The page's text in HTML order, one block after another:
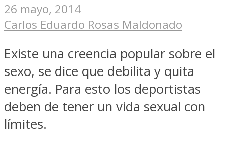
26 mayo, 2014
Carlos Eduardo Rosas Maldonado
Existe una creencia popular sobre el
sexo, se dice que debilita y quita
energía. Para esto los deportistas
deben de tener un vida sexual con
límites.